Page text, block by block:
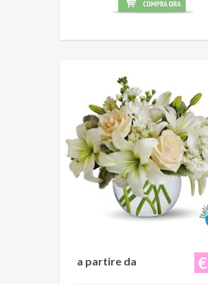
a partire da